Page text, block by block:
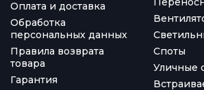
Оплата и доставка
Обработка
персональных данных
Правила возврата
товара
Гарантия
Споты
Уличные